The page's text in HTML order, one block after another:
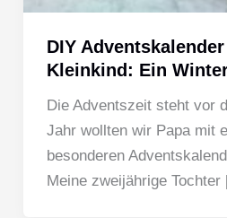
DIY
Kleinkind: Ein
Die Adventszeit steht vor
Jahr wollten wir Papa mit
besonderen
Meine zweijährige